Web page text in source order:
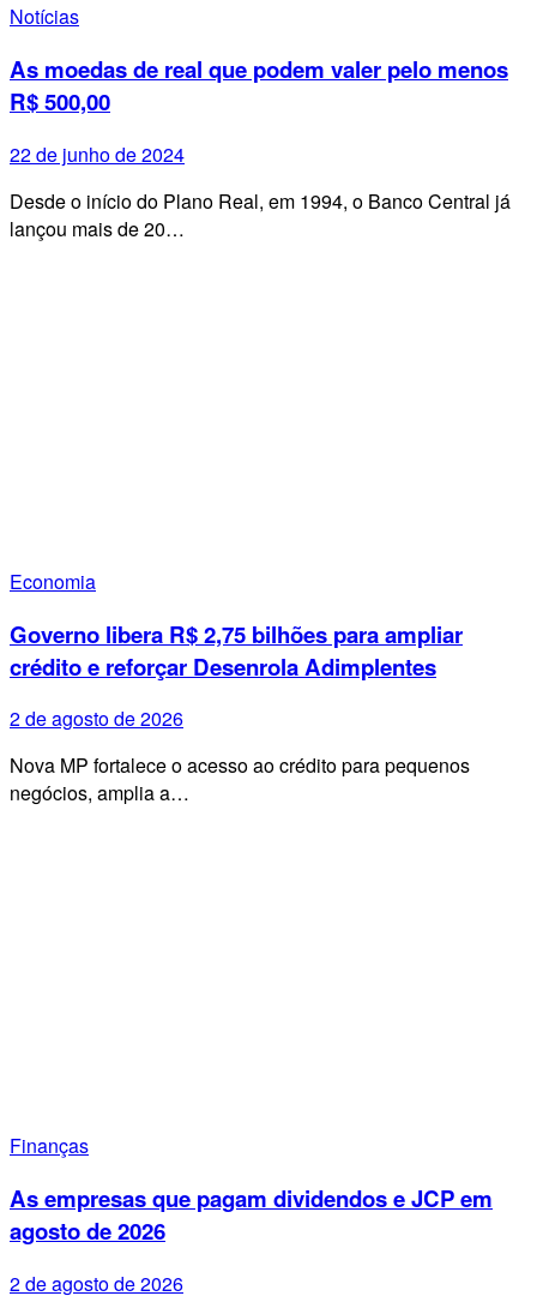
Notícias
As moedas de real que podem valer pelo menos
R$ 500,00
22 de junho de 2024
Desde o início do Plano Real, em 1994, o Banco Central já
lançou mais de 20…
Economia
Governo libera R$ 2,75 bilhões para ampliar
crédito e reforçar Desenrola Adimplentes
2 de agosto de 2026
Nova MP fortalece o acesso ao crédito para pequenos
negócios, amplia a…
Finanças
As empresas que pagam dividendos e JCP em
agosto de 2026
2 de agosto de 2026